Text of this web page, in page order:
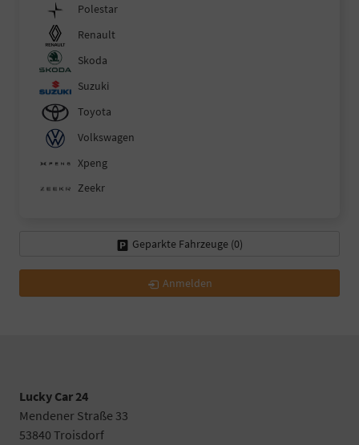
Polestar
Renault
Skoda
Suzuki
Toyota
Volkswagen
Xpeng
Zeekr
Geparkte Fahrzeuge (0)
Anmelden
Lucky Car 24
Mendener Straße 33
53840 Troisdorf